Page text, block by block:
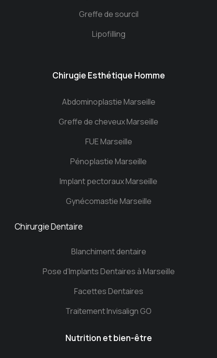
Greffe de sourcil
Lipofilling
Chirugie Esthétique Homme
Abdominoplastie Marseille
Greffe de cheveux Marseille
FUE Marseille
Pénoplastie Marseille
Implant pectoraux Marseille
Gynécomastie Marseille
Chirurgie Dentaire
Blanchiment dentaire
Pose d’Implants Dentaires à Marseille
Facettes Dentaires
Traitement Invisalign GO
Nutrition et bien-être